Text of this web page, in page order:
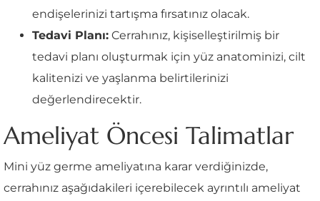
endişelerinizi tartışma fırsatınız olacak.
Tedavi Planı: Cerrahınız, kişiselleştirilmiş bir
tedavi planı oluşturmak için yüz anatominizi, cilt
kalitenizi ve yaşlanma belirtilerinizi
değerlendirecektir.
Ameliyat Öncesi Talimatlar
Mini yüz germe ameliyatına karar verdiğinizde,
cerrahınız aşağıdakileri içerebilecek ayrıntılı ameliyat